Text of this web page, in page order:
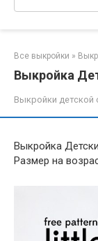
Все выкройки »
Выкройка
Выкройки
Выкройка
Размер на